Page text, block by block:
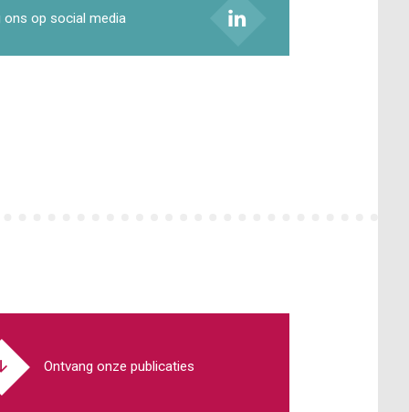
ons op social media
Ontvang onze publicaties